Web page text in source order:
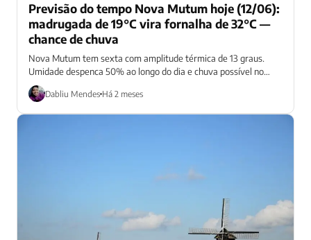
Previsão do tempo Nova Mutum hoje (12/06):
madrugada de 19°C vira fornalha de 32°C —
chance de chuva
Nova Mutum tem sexta com amplitude térmica de 13 graus.
Umidade despenca 50% ao longo do dia e chuva possível no
fim...
Dabliu Mendes Há 2 meses